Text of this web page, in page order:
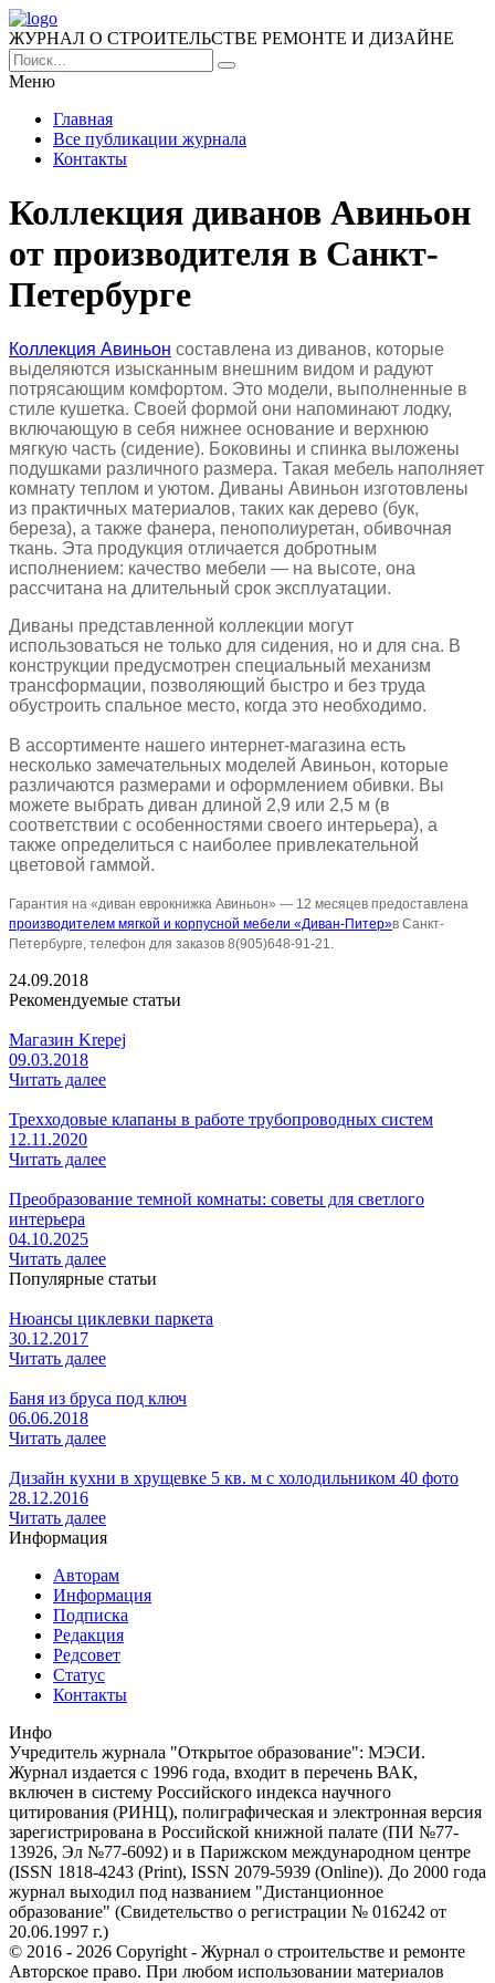
ЖУРНАЛ О СТРОИТЕЛЬСТВЕ РЕМОНТЕ И ДИЗАЙНЕ
Меню
Главная
Все публикации журнала
Контакты
Коллекция диванов Авиньон
от производителя в Санкт-
Петербурге
Коллекция Авиньон составлена из диванов, которые
выделяются изысканным внешним видом и радуют
потрясающим комфортом. Это модели, выполненные в
стиле кушетка. Своей формой они напоминают лодку,
включающую в себя нижнее основание и верхнюю
мягкую часть (сидение). Боковины и спинка выложены
подушками различного размера. Такая мебель наполняет
комнату теплом и уютом. Диваны Авиньон изготовлены
из практичных материалов, таких как дерево (бук,
береза), а также фанера, пенополиуретан, обивочная
ткань. Эта продукция отличается добротным
исполнением: качество мебели — на высоте, она
рассчитана на длительный срок эксплуатации.
Диваны представленной коллекции могут
использоваться не только для сидения, но и для сна. В
конструкции предусмотрен специальный механизм
трансформации, позволяющий быстро и без труда
обустроить спальное место, когда это необходимо.
В ассортименте нашего интернет-магазина есть
несколько замечательных моделей Авиньон, которые
различаются размерами и оформлением обивки. Вы
можете выбрать диван длиной 2,9 или 2,5 м (в
соответствии с особенностями своего интерьера), а
также определиться с наиболее привлекательной
цветовой гаммой.
Гарантия на «диван еврокнижка Авиньон» — 12 месяцев предоставлена
производителем мягкой и корпусной мебели «Диван-Питер»в Санкт-
Петербурге, телефон для заказов 8(905)648-91-21.
24.09.2018
Рекомендуемые статьи
Магазин Krepej
09.03.2018
Читать далее
Трехходовые клапаны в работе трубопроводных систем
12.11.2020
Читать далее
Преобразование темной комнаты: советы для светлого
интерьера
04.10.2025
Читать далее
Популярные статьи
Нюансы циклевки паркета
30.12.2017
Читать далее
Баня из бруса под ключ
06.06.2018
Читать далее
Дизайн кухни в хрущевке 5 кв. м с холодильником 40 фото
28.12.2016
Читать далее
Информация
Авторам
Информация
Подписка
Редакция
Редсовет
Статус
Контакты
Инфо
Учредитель журнала "Открытое образование": МЭСИ.
Журнал издается с 1996 года, входит в перечень ВАК,
включен в систему Российского индекса научного
цитирования (РИНЦ), полиграфическая и электронная версия
зарегистрирована в Российской книжной палате (ПИ №77-
13926, Эл №77-6092) и в Парижском международном центре
(ISSN 1818-4243 (Print), ISSN 2079-5939 (Online)). До 2000 года
журнал выходил под названием "Дистанционное
образование" (Свидетельство о регистрации № 016242 от
20.06.1997 г.)
© 2016 - 2026 Copyright - Журнал о строительстве и ремонте
Авторское право. При любом использовании материалов